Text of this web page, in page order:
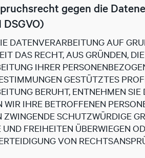
gegen die
DATENVERARBEITUNG AUF
DAS RECHT, AUS GRÜNDEN,
IHRER
GESTÜTZTES
BERUHT, ENTNEHMEN
WIR IHRE BETROFFENEN
ZWINGENDE SCHUTZWÜRDIGE
UND FREIHEITEN ÜBERWIEGEN
VON